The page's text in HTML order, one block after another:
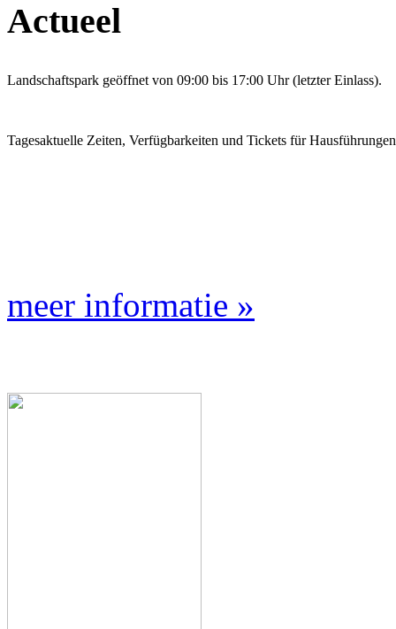
Actueel
Landschaftspark geöffnet von 09:00 bis 17:00 Uhr (letzter Einlass).
Tagesaktuelle Zeiten, Verfügbarkeiten und Tickets für
meer informatie »